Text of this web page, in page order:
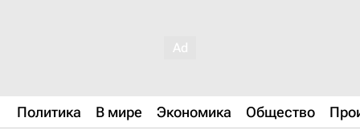
Политика В мире Экономика Общество